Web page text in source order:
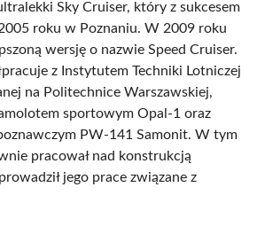
Sky Cruiser, który z sukcesem
roku w Poznaniu. W 2009 roku
wersję o nazwie Speed Cruiser.
z Instytutem Techniki Lotniczej
na Politechnice Warszawskiej,
sportowym Opal-1 oraz
PW-141 Samonit. W tym
pracował nad konstrukcją
jego prace związane z